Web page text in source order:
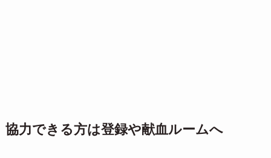
協力できる方は登録や献血ルームへ